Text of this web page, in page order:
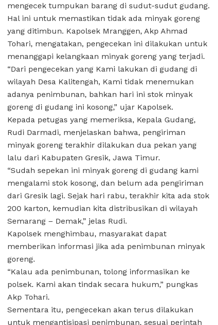
mengecek tumpukan barang di sudut-sudut gudang.
Hal ini untuk memastikan tidak ada minyak goreng
yang ditimbun. Kapolsek Mranggen, Akp Ahmad
Tohari, mengatakan, pengecekan ini dilakukan untuk
menanggapi kelangkaan minyak goreng yang terjadi.
“Dari pengecekan yang Kami lakukan di gudang di
wilayah Desa Kalitengah, Kami tidak menemukan
adanya penimbunan, bahkan hari ini stok minyak
goreng di gudang ini kosong,” ujar Kapolsek.
Kepada petugas yang memeriksa, Kepala Gudang,
Rudi Darmadi, menjelaskan bahwa, pengiriman
minyak goreng terakhir dilakukan dua pekan yang
lalu dari Kabupaten Gresik, Jawa Timur.
“Sudah sepekan ini minyak goreng di gudang kami
mengalami stok kosong, dan belum ada pengiriman
dari Gresik lagi. Sejak hari rabu, terakhir kita ada stok
200 karton, kemudian kita distribusikan di wilayah
Semarang – Demak,” jelas Rudi.
Kapolsek menghimbau, masyarakat dapat
memberikan informasi jika ada penimbunan minyak
goreng.
“Kalau ada penimbunan, tolong informasikan ke
polsek. Kami akan tindak secara hukum,” pungkas
Akp Tohari.
Sementara itu, pengecekan akan terus dilakukan
untuk mengantisipasi penimbunan, sesuai perintah